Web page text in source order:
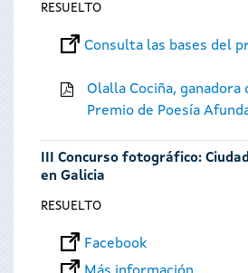
RESUELTO
Consulta las bases del
Olalla Cociña, ganadora
Premio de Poesía
III Concurso fotográfico:
en Galicia
RESUELTO
Facebook